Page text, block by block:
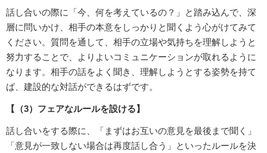
話し合いの際に「今、何を考えているの？」と踏み込んで、深
層に問いかけ、相手の本意をしっかりと聞くよう心がけてみて
ください。質問を通して、相手の立場や気持ちを理解しようと
努力することで、よりよいコミュニケーションが取れるように
なります。相手の話をよく聞き、理解しようとする姿勢を持て
ば、建設的な対話ができるはずです。
【（3）フェアなルールを設ける】
話し合いをする際に、「まずはお互いの意見を最後まで聞く」
「意見が一致しない場合は再度話し合う」といったルールを決